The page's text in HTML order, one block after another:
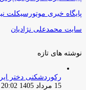
پایگاه خبری موتورسیکلت
سایت محمدعلی نژادیان
نوشته های تازه
رکوردشکنی دختر
15 مرداد 1405 20:02